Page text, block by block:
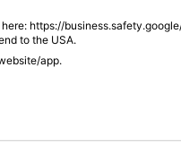
https://
to the USA.
app.